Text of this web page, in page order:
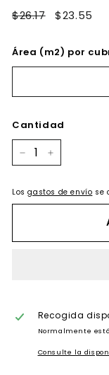
$26.17 $23.55
Área (m2) por
Cantidad
Losgastos de envío se
Recogida
Normalmente
Consulte la